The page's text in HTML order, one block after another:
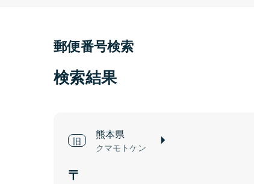
郵便番号検索
検索結果
熊本県
クマモトケン